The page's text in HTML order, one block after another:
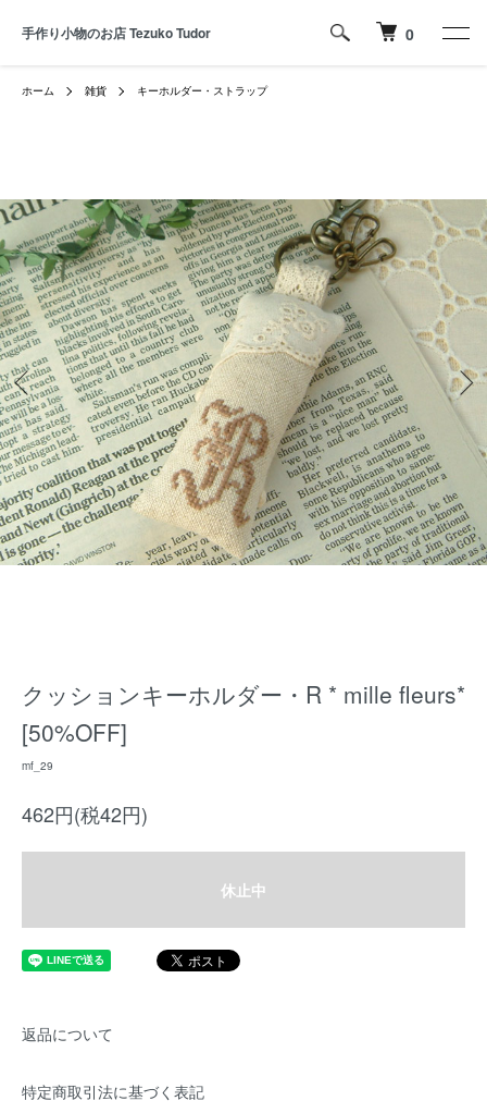
手作り小物のお店 Tezuko Tudor 0
ホーム 雑貨 キーホルダー・ストラップ
クッションキーホルダー・R * mille fleurs*
[50%OFF]
mf_29
462円(税42円)
休止中
返品について
特定商取引法に基づく表記